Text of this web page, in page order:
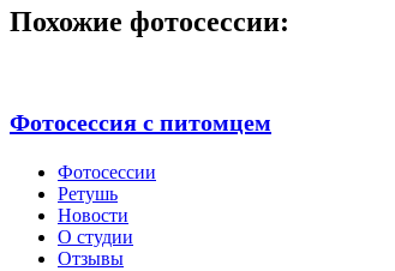
Похожие фотосессии:
Фотосессия с питомцем
Фотосессии
Ретушь
Новости
О студии
Отзывы